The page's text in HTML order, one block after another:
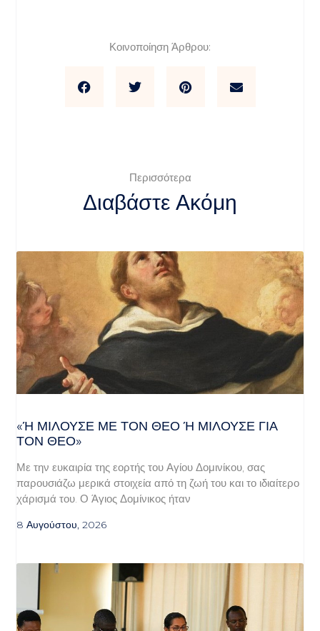
Κοινοποίηση Άρθρου:
Περισσότερα
Διαβάστε Ακόμη
«Ή ΜΙΛΟΎΣΕ ΜΕ ΤΟΝ ΘΕΌ Ή ΜΙΛΟΎΣΕ ΓΙΑ ΤΟ
Ν ΘΕΌ»
Με την ευκαιρία της εορτής του Αγίου Δομινίκου, σας
παρουσιάζω μερικά στοιχεία από τη ζωή του και το ιδιαίτερο
χάρισμά του. Ο Άγιος Δομίνικος ήταν
8 Αυγούστου, 2026